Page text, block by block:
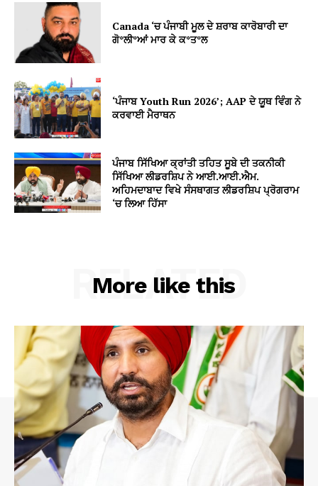
Canada ‘ਚ ਪੰਜਾਬੀ ਮੂਲ ਦੇ ਸ਼ਰਾਬ ਕਾਰੋਬਾਰੀ ਦਾ
ਗੋ*ਲੀ*ਆਂ ਮਾਰ ਕੇ ਕ*ਤ*ਲ
‘ਪੰਜਾਬ Youth Run 2026’; AAP ਦੇ ਯੂਥ ਵਿੰਗ ਨੇ
ਕਰਵਾਈ ਮੈਰਾਥਨ
ਪੰਜਾਬ ਸਿੱਖਿਆ ਕ੍ਰਾਂਤੀ ਤਹਿਤ ਸੂਬੇ ਦੀ ਤਕਨੀਕੀ
ਸਿੱਖਿਆ ਲੀਡਰਸ਼ਿਪ ਨੇ ਆਈ.ਆਈ.ਐਮ.
ਅਹਿਮਦਾਬਾਦ ਵਿਖੇ ਸੰਸਥਾਗਤ ਲੀਡਰਸ਼ਿਪ ਪ੍ਰੋਗਰਾਮ
‘ਚ ਲਿਆ ਹਿੱਸਾ
More like this
RELATED